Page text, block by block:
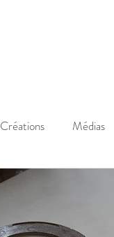
Créations Médias